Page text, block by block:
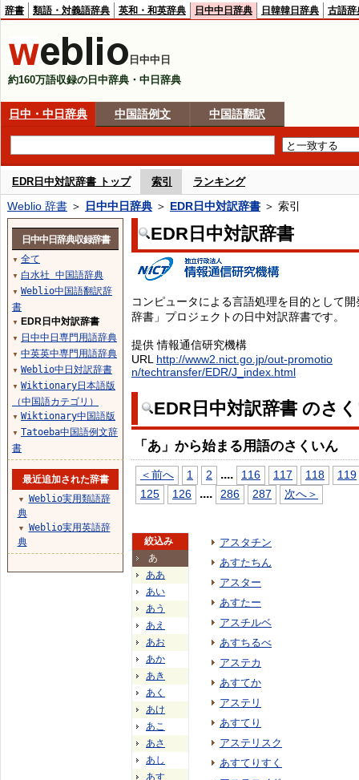
辞書 類語・対義語辞典 英和・和英辞典 日中中日辞典 日韓韓日辞典 古語辞
日中中日
約160万語収録の日中辞典・中日辞典
日中・中日辞典 中国語例文 中国語翻訳
EDR日中対訳辞書 トップ 索引 ランキング
Weblio 辞書 ＞ 日中中日辞典 ＞ EDR日中対訳辞書 ＞ 索引
EDR日中対訳辞書
コンピュータによる言語処理を目的として
辞書」プロジェクトの日中対訳辞書です。
提供 情報通信研究機構
URL http://www2.nict.go.jp/out-promotio
n/techtransfer/EDR/J_index.html
EDR日中対訳辞書 のさ
「あ」から始まる用語のさくいん
＜前へ 1 2 .... 116 117 118
119
125
126 .... 286 287 次へ＞
絞込み
あ
ああ
あい
あう
あえ
あお
あか
あき
あく
あけ
あこ
あさ
あし
あす
アスタチン
あすたちん
アスター
あすたー
アスチルベ
あすちるべ
アステカ
あすてか
アステリ
あすてり
アステリスク
あすてりすく
日中中日辞典収録辞書
▼ 全て
▼ 白水社 中国語辞典
▼ Weblio中国語翻訳辞
書
▼ EDR日中対訳辞書
▼ 日中中日専門用語辞典
▼ 中英英中専門用語辞典
▼ Weblio中日対訳辞書
▼ Wiktionary日本語版
（中国語カテゴリ）
▼ Wiktionary中国語版
▼ Tatoeba中国語例文辞
書
最近追加された辞書
▼
Weblio実用類語辞
典
▼
Weblio実用英語辞
典